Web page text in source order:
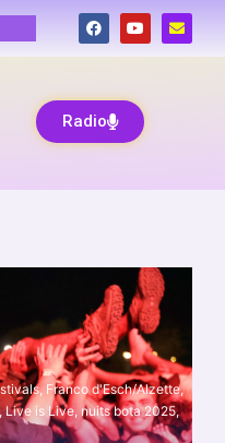
Radio
, Franco d'Esch/Alzette,
Live is Live, nuits bota 2025,